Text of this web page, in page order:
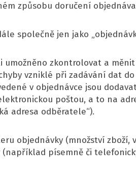
způsobu doručení
společně jen jako
umožněno zkontrolovat a
vzniklé při zadávání dat
v objednávce jsou
poštou, a to na
adresa odběratele“).
objednávky (množství
písemně či